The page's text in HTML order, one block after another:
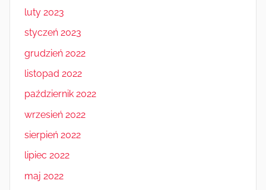
luty 2023
styczeń 2023
grudzień 2022
listopad 2022
październik 2022
wrzesień 2022
sierpień 2022
lipiec 2022
maj 2022